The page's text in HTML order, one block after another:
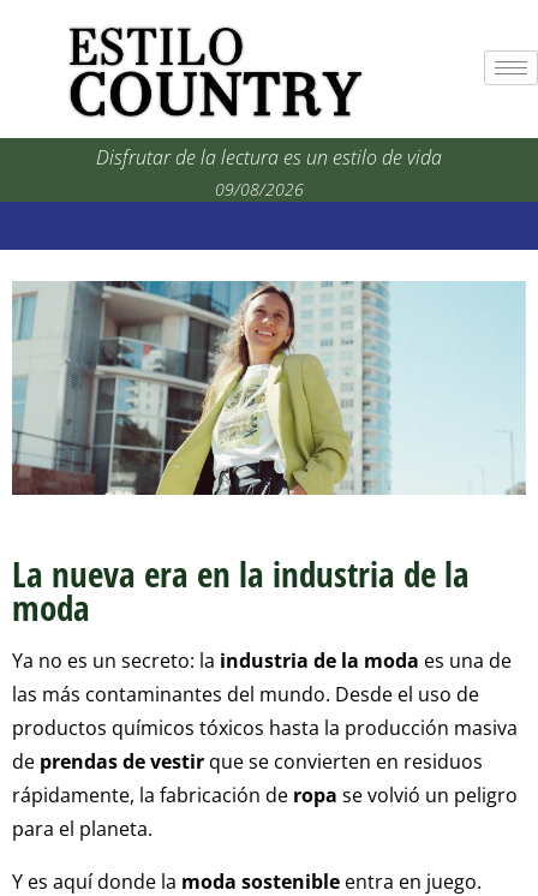
Disfrutar de la lectura es un estilo de vida
09/08/2026
La nueva era en la industria de la
moda
Ya no es un secreto: la industria de la moda es una de
las más contaminantes del mundo. Desde el uso de
productos químicos tóxicos hasta la producción masiva
de prendas de vestir que se convierten en residuos
rápidamente, la fabricación de ropa se volvió un peligro
para el planeta.
Y es aquí donde la moda sostenible entra en juego.